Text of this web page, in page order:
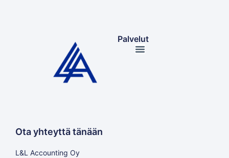
Palvelut
Ota yhteyttä tänään
L&L Accounting Oy